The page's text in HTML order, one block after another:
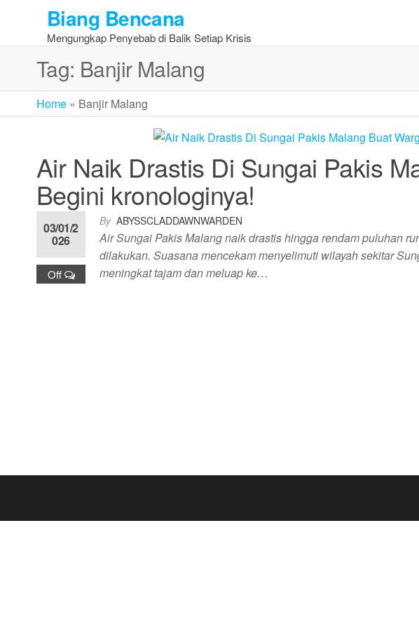
the
Biang Bencana
Mengungkap Penyebab di Balik Setiap Krisis
Tag: Banjir Malang
Home » Banjir Malang
Air Naik Drastis Di Sungai Pakis
Begini kronologinya!
By ABYSSCLADDAWNWARDEN
03/01/2
026
Off
Air Sungai Pakis Malang naik drastis hingga rendam puluhan
dilakukan. Suasana mencekam menyelimuti wilayah sekitar
meningkat tajam dan meluap ke…